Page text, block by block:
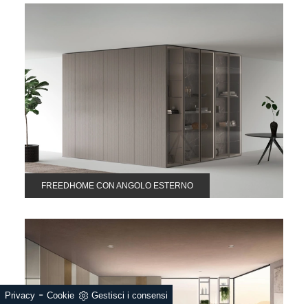
FREEDHOME CON ANGOLO ESTERNO
Privacy - Cookie Gestisci i consensi